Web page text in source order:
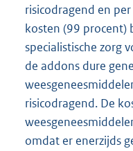
risicodragend en
kosten (99 procent)
specialistische zorg
de addons dure
risicodragend. De
omdat er enerzijds